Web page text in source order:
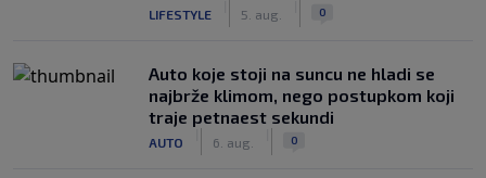
LIFESTYLE 5. aug. 0
Auto koje stoji na suncu ne hladi se
najbrže klimom, nego postupkom koji
traje petnaest sekundi
AUTO 6. aug. 0